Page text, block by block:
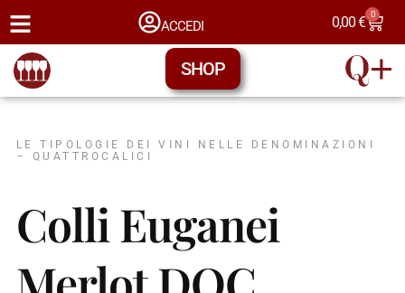
ACCEDI 0,00€ 0
SHOP
LE TIPOLOGIE DEI VINI NELLE DENOMINAZIONI
– QUATTROCALICI
Colli Euganei